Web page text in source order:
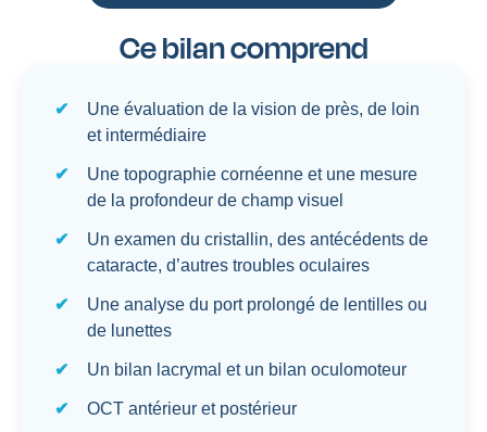
Ce bilan comprend
Une évaluation de la vision de près, de loin
et intermédiaire
Une topographie cornéenne et une mesure
de la profondeur de champ visuel
Un examen du cristallin, des antécédents de
cataracte, d’autres troubles oculaires
Une analyse du port prolongé de lentilles ou
de lunettes
Un bilan lacrymal et un bilan oculomoteur
OCT antérieur et postérieur